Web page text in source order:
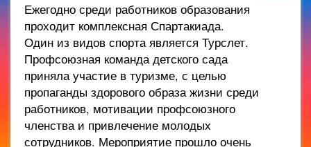
Ежегодно среди работников образования
проходит комплексная Спартакиада.
Один из видов спорта является Турслет.
Профсоюзная команда детского сада
приняла участие в туризме, с целью
пропаганды здорового образа жизни среди
работников, мотивации профсоюзного
членства и привлечение молодых
сотрудников. Мероприятие прошло очень